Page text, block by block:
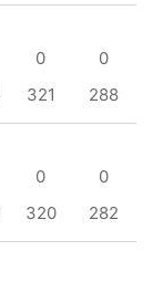
0
0
321 288
0
0
320 282